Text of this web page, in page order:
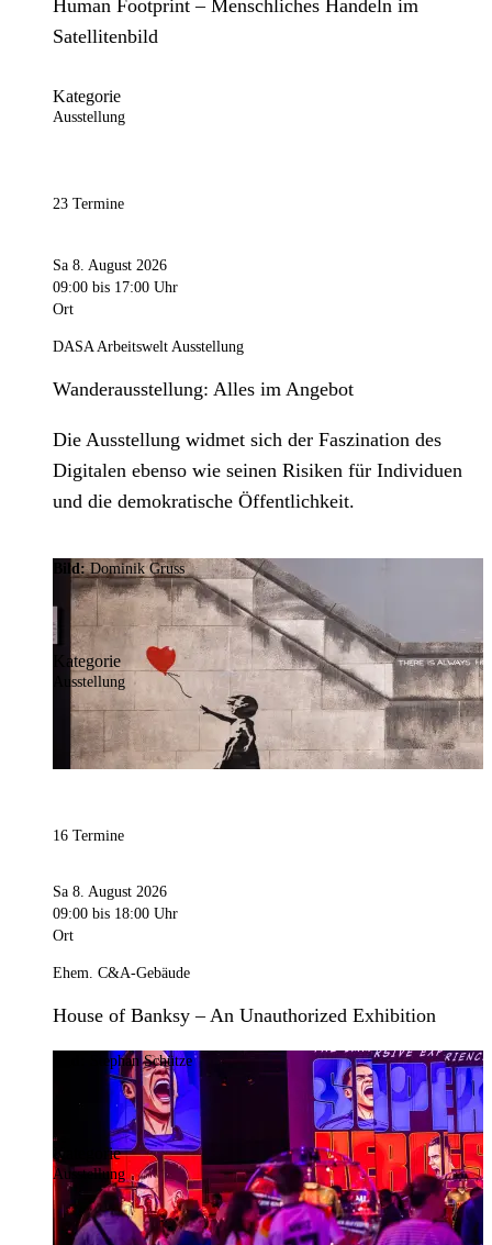
Human Footprint – Menschliches Handeln im
Satellitenbild
Kategorie
Ausstellung
23 Termine
Sa 8. August 2026
09:00 bis 17:00 Uhr
Ort
DASA Arbeitswelt Ausstellung
Wanderausstellung: Alles im Angebot
Die Ausstellung widmet sich der Faszination des
Digitalen ebenso wie seinen Risiken für Individuen
und die demokratische Öffentlichkeit.
Bild:Dominik Gruss
Kategorie
Ausstellung
16 Termine
Sa 8. August 2026
09:00 bis 18:00 Uhr
Ort
Ehem. C&A-Gebäude
House of Banksy – An Unauthorized Exhibition
Stephan Schütze
Kategorie
Ausstellung